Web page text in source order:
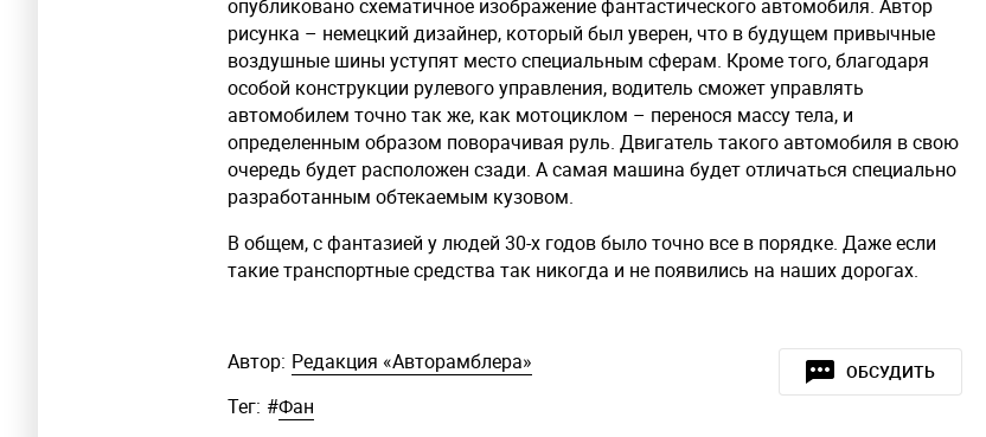
опубликовано схематичное изображение фантастического автомобиля. Автор
рисунка – немецкий дизайнер, который был уверен, что в будущем привычные
воздушные шины уступят место специальным сферам. Кроме того, благодаря
особой конструкции рулевого управления, водитель сможет управлять
автомобилем точно так же, как мотоциклом – перенося массу тела, и
определенным образом поворачивая руль. Двигатель такого автомобиля в свою
очередь будет расположен сзади. А самая машина будет отличаться специально
разработанным обтекаемым кузовом.
В общем, с фантазией у людей 30-х годов было точно все в порядке. Даже если
такие транспортные средства так никогда и не появились на наших дорогах.
ОБСУДИТЬ
Автор: Редакция «Авторамблера»
Тег: #Фан